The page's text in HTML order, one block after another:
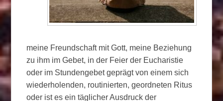
meine Freundschaft mit Gott, meine Beziehung
zu ihm im Gebet, in der Feier der Eucharistie
oder im Stundengebet geprägt von einem sich
wiederholenden, routinierten, geordneten Ritus
oder ist es ein täglicher Ausdruck der